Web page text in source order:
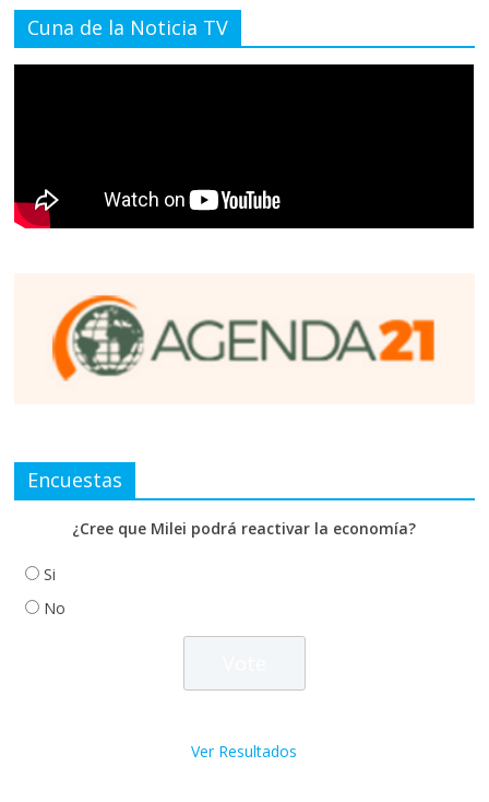
Cuna de la Noticia TV
Encuestas
¿Cree que Milei podrá reactivar la economía?
Si
No
Ver Resultados